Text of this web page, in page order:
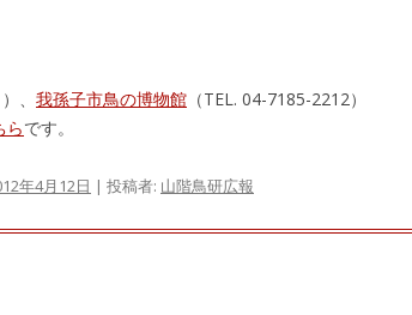
、 我孫子市鳥の博物館 （TEL. 04-7185-2212）
らです。
年4月12日 | 投稿者: 山階鳥研広報